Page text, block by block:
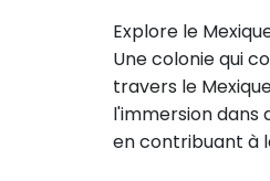
Explore le
Une colonie qui
travers le
l'immersion dans
en contribuant à